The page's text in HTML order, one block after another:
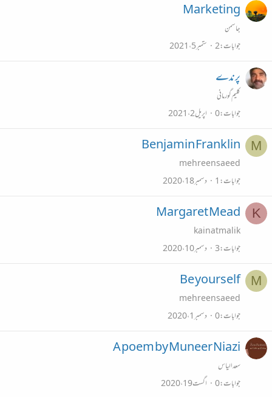
Marketing
جاسمن
جوابات 2 ستمبر 5، 2021
پرندے
کلیم گورمانی
جوابات 0 اپریل 2، 2021
M
Benjamin Franklin
mehreensaeed
جوابات 1 دسمبر 18، 2020
K
Margaret Mead
kainatmalik
جوابات 3 دسمبر 10، 2020
M
Be yourself
mehreensaeed
جوابات 0 دسمبر 1، 2020
A poem by Muneer Niazi
سعد الیاس
جوابات 0 اگست 19، 2020